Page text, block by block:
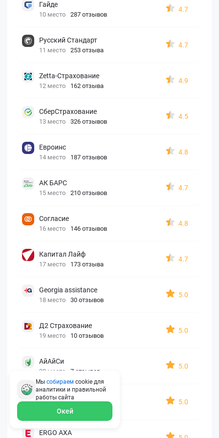
Гайде
10 место 287 отзывов
4.7
Русский Стандарт
11 место 253 отзыва
4.7
Zetta-Страхование
12 место 162 отзыва
4.9
СберСтрахование
13 место 326 отзывов
4.5
Евроинс
14 место 187 отзывов
4.8
АК БАРС
15 место 210 отзывов
4.7
Согласие
16 место 146 отзывов
4.8
Капитал Лайф
17 место 173 отзыва
4.7
Georgia assistance
18 место 30 отзывов
5.0
Д2 Страхование
19 место 10 отзывов
5.0
АйАйСи
20 место 7 отзывов
5.0
OxySport
6 отзывов
5.0
ERGO AXA
Мы собираем cookie для
аналитики и правильной
работы сайта
Окей